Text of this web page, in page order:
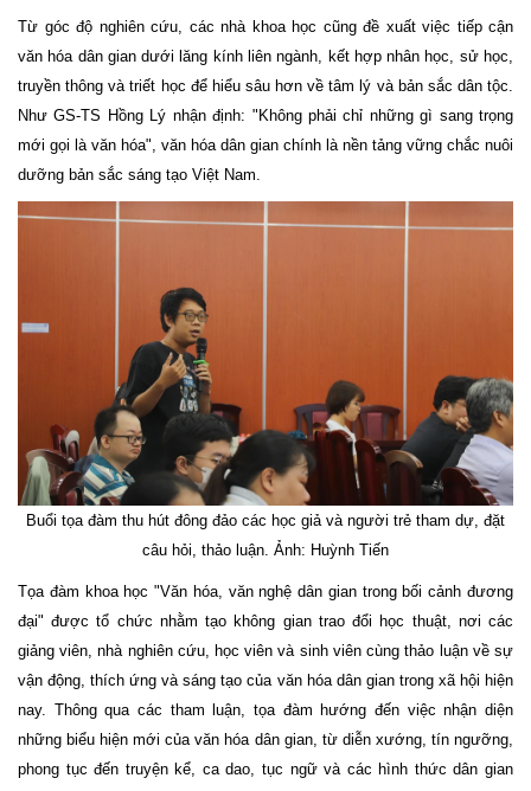
Từ góc độ nghiên cứu, các nhà khoa học cũng đề xuất việc tiếp cận
văn hóa dân gian dưới lăng kính liên ngành, kết hợp nhân học, sử học,
truyền thông và triết học để hiểu sâu hơn về tâm lý và bản sắc dân tộc.
Như GS-TS Hồng Lý nhận định: "Không phải chỉ những gì sang trọng
mới gọi là văn hóa", văn hóa dân gian chính là nền tảng vững chắc nuôi
dưỡng bản sắc sáng tạo Việt Nam.
Buổi tọa đàm thu hút đông đảo các học giả và người trẻ tham dự, đặt
câu hỏi, thảo luận. Ảnh: Huỳnh Tiến
Tọa đàm khoa học "Văn hóa, văn nghệ dân gian trong bối cảnh đương
đại" được tổ chức nhằm tạo không gian trao đổi học thuật, nơi các
giảng viên, nhà nghiên cứu, học viên và sinh viên cùng thảo luận về sự
vận động, thích ứng và sáng tạo của văn hóa dân gian trong xã hội hiện
nay. Thông qua các tham luận, tọa đàm hướng đến việc nhận diện
những biểu hiện mới của văn hóa dân gian, từ diễn xướng, tín ngưỡng,
phong tục đến truyện kể, ca dao, tục ngữ và các hình thức dân gian